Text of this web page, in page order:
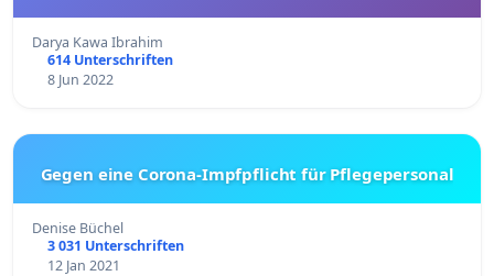
Darya Kawa Ibrahim
614 Unterschriften
8 Jun 2022
Gegen eine Corona-Impfpflicht für Pflegepersonal
Denise Büchel
3 031 Unterschriften
12 Jan 2021